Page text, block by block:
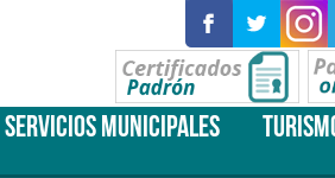
SERVICIOS MUNICIPALES